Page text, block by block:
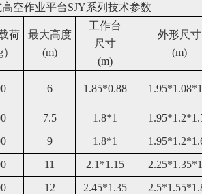
空作业平台SJY系列 技术参数
荷
最大高度
(m)
工作台
尺寸
(m)
外形尺寸
(m)
0 6 1.85*0.88
0 7.5 1.8*1
0 9 1.8*1
0 11 2.1*1.15
0 12 2.45*1.35